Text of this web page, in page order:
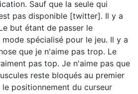
Sauf que la seule qui
pas disponible [twitter]. Il y a
but étant de passer le
spécialisé pour le jeu. Il y a
que je n'aime pas trop. Le
pas top. Je n'aime pas que
reste bloqués au premier
positionnement du curseur